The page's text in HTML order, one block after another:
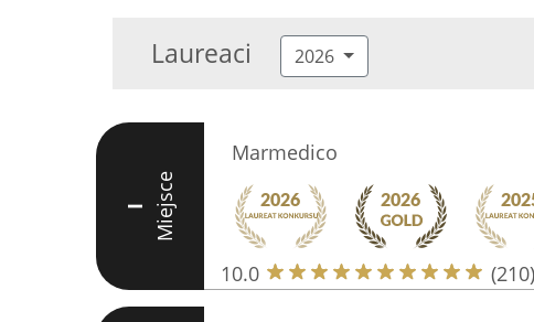
Laureaci 2026
I Miejsce
Marmedico
10.0 (210)